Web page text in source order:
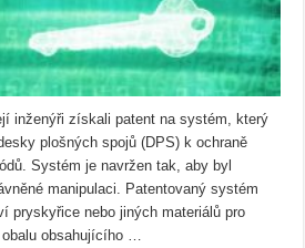
inženýři získali patent na systém, který
plošných spojů (DPS) k ochraně
Systém je navržen tak, aby byl
manipulaci. Patentovaný systém
pryskyřice nebo jiných materiálů pro
obsahujícího …